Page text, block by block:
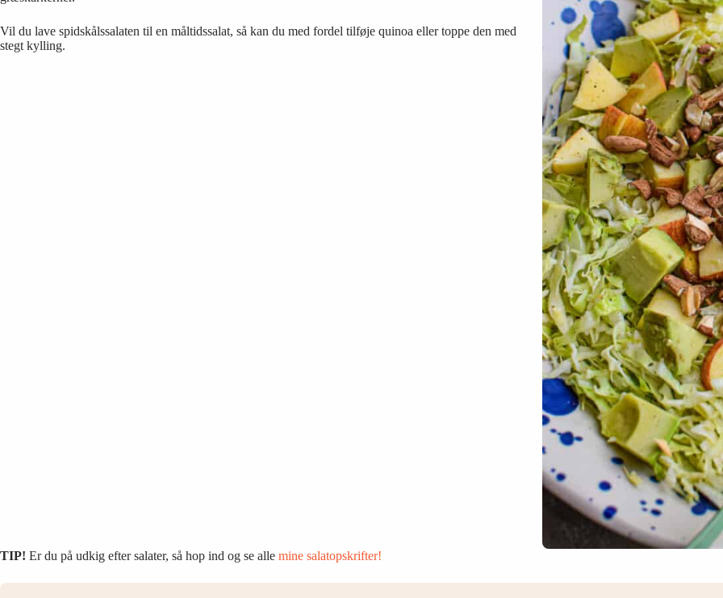
Vil du lave spidskålssalaten til en måltidssalat, så kan du med fordel tilføje quinoa eller toppe den med
stegt kylling.
TIP! Er du på udkig efter salater, så hop ind og se alle mine salatopskrifter!